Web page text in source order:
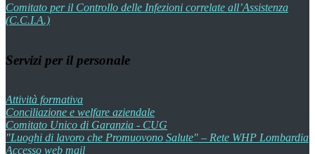
Comitato per il Controllo delle Infezioni correlate all’Assistenza
(C.C.I.A.)
Servizi per il personale
Attività formativa
Conciliazione e welfare aziendale
Comitato Unico di Garanzia - CUG
"Luoghi di lavoro che Promuovono Salute" – Rete WHP Lombardia
Accesso web mail